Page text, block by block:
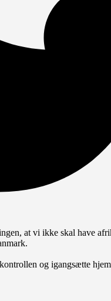
at vi ikke skal have
og igangsætte